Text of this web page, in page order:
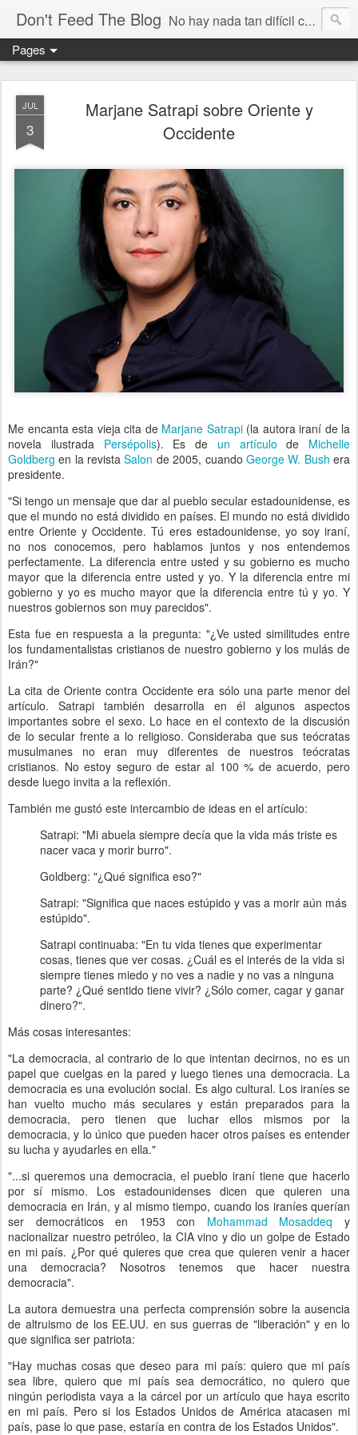
Don't Feed The Blog No hay nada tan difícil como no engañarse
Pages
JUL
3
Marjane Satrapi sobre Oriente y
Occidente
Me encanta esta vieja cita de Marjane Satrapi(la autora iraní de la
novela ilustrada Persépolis). Es de un artículo de Michelle
Goldberg en la revistaSalon de 2005, cuando George W. Bush era
presidente.
"Si tengo un mensaje que dar al pueblo secular estadounidense, es
que el mundo no está dividido en países. El mundo no está dividido
entre Oriente y Occidente. Tú eres estadounidense, yo soy iraní,
no nos conocemos, pero hablamos juntos y nos entendemos
perfectamente. La diferencia entre usted y su gobierno es mucho
mayor que la diferencia entre usted y yo. Y la diferencia entre mi
gobierno y yo es mucho mayor que la diferencia entre tú y yo. Y
nuestros gobiernos son muy parecidos".
Esta fue en respuesta a la pregunta: "¿Ve usted similitudes entre
los fundamentalistas cristianos de nuestro gobierno y los mulás de
Irán?"
La cita de Oriente contra Occidente era sólo una parte menor del
artículo. Satrapi también desarrolla en él algunos aspectos
importantes sobre el sexo. Lo hace en el contexto de la discusión
de lo secular frente a lo religioso. Consideraba que sus teócratas
musulmanes no eran muy diferentes de nuestros teócratas
cristianos. No estoy seguro de estar al 100 % de acuerdo, pero
desde luego invita a la reflexión.
También me gustó este intercambio de ideas en el artículo:
Satrapi: "Mi abuela siempre decía que la vida más triste es
nacer vaca y morir burro".
Goldberg: "¿Qué significa eso?"
Satrapi: "Significa que naces estúpido y vas a morir aún más
estúpido".
Satrapi continuaba: "En tu vida tienes que experimentar
cosas, tienes que ver cosas. ¿Cuál es el interés de la vida si
siempre tienes miedo y no ves a nadie y no vas a ninguna
parte? ¿Qué sentido tiene vivir? ¿Sólo comer, cagar y ganar
dinero?".
Más cosas interesantes:
"La democracia, al contrario de lo que intentan decirnos, no es un
papel que cuelgas en la pared y luego tienes una democracia. La
democracia es una evolución social. Es algo cultural. Los iraníes se
han vuelto mucho más seculares y están preparados para la
democracia, pero tienen que luchar ellos mismos por la
democracia, y lo único que pueden hacer otros países es entender
su lucha y ayudarles en ella."
"...si queremos una democracia, el pueblo iraní tiene que hacerlo
por sí mismo. Los estadounidenses dicen que quieren una
democracia en Irán, y al mismo tiempo, cuando los iraníes querían
ser democráticos en 1953 con Mohammad Mosaddeq y
nacionalizar nuestro petróleo, la CIA vino y dio un golpe de Estado
en mi país. ¿Por qué quieres que crea que quieren venir a hacer
una democracia? Nosotros tenemos que hacer nuestra
democracia".
La autora demuestra una perfecta comprensión sobre la ausencia
de altruismo de los EE.UU. en sus guerras de "liberación" y en lo
que significa ser patriota:
"Hay muchas cosas que deseo para mi país: quiero que mi país
sea libre, quiero que mi país sea democrático, no quiero que
ningún periodista vaya a la cárcel por un artículo que haya escrito
en mi país. Pero si los Estados Unidos de América atacasen mi
país, pase lo que pase, estaría en contra de los Estados Unidos".